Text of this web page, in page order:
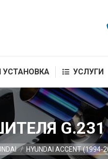
УСТАНОВКА УСЛУГИ
G.231
HYUNDAI ACCENT (1994-